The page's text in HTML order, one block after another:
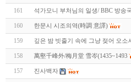
161 석가모니 부처님의 일생/ BBC 방송
160 한문시 시조의역(時調 意譯)
159 깊은 밤 빗줄기 속에 그냥 젖어 오소
158 萬壑千峰外/梅月堂 雪岑(1435~1493
157 진사백자